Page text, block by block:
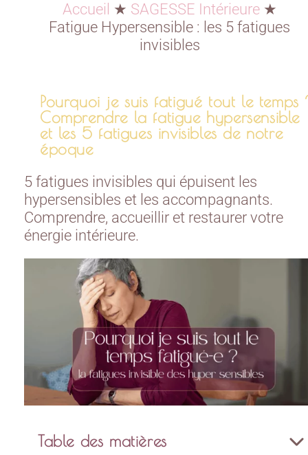
Accueil ★ SAGESSE Intérieure★
Fatigue Hypersensible : les 5 fatigues
invisibles
Pourquoi je suis fatigué tout le temps
Comprendre la fatigue hypersensible
et les 5 fatigues invisibles de notre
époque
5 fatigues invisibles qui épuisent les
hypersensibles et les accompagnants.
Comprendre, accueillir et restaurer votre
énergie intérieure.
Table des matières